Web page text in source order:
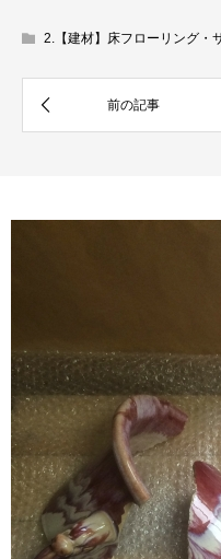
2.【建材】床フローリング・